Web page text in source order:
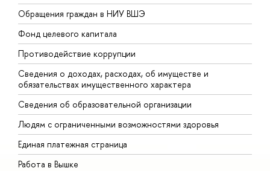
Обращения граждан в НИУ ВШЭ
Фонд целевого капитала
Противодействие коррупции
Сведения о доходах, расходах, об имуществе и
обязательствах имущественного характера
Сведения об образовательной организации
Людям с ограниченными возможностями здоровья
Единая платежная страница
Работа в Вышке